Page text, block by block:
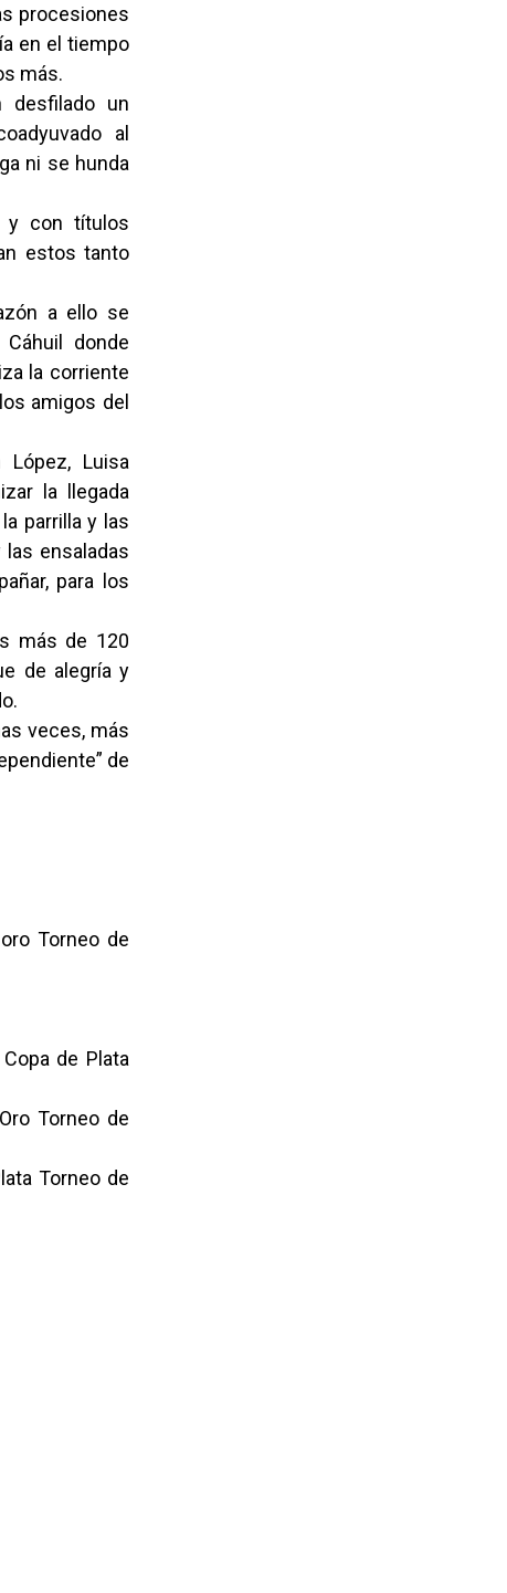
procesiones
en el tiempo
más.
desfilado un
al
ni se hunda
y con títulos
estos tanto
a ello se
donde
la corriente
amigos del
Luisa
la llegada
parrilla y las
ensaladas
para los
más de 120
de alegría y
veces, más
de
Torneo de
de Plata
Torneo de
Torneo de